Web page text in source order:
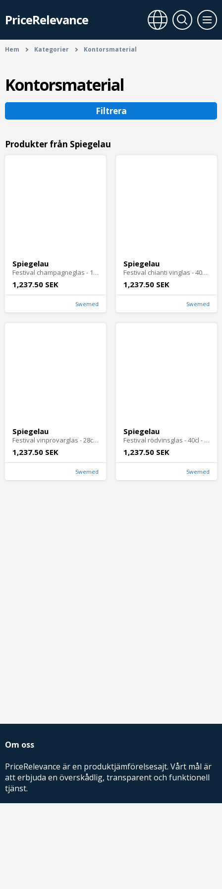
PriceRelevance
Hem Kategorier Kontorsmaterial
Kontorsmaterial
Filtrera
Produkter från Spiegelau
Spiegelau
Festival champagneglas - 17cl - 12 st
1,237.50 SEK
Swemed
Spiegelau
Festival chianti vinglas - 40cl - 12 st
1,237.50 SEK
Swemed
Spiegelau
Festival vinprovarglas - 28cl - 12 st
1,237.50 SEK
Swemed
Spiegelau
Festival rödvinsglas - 40cl - 12 st
1,237.50 SEK
Swemed
Om oss
PriceRelevance är en produktjämförelsesajt. Vårt mål är
att erbjuda en överskådlig, transparent och funktionell
tjänst.
PriceRelevance ägs och drivs av AdRelevance Sverige AB.